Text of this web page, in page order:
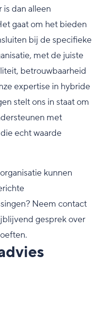
dan alleen
gaat om het bieden
bij de specifieke
met de juiste
betrouwbaarheid
expertise in hybride
stelt ons in staat om
met
echt waarde
kunnen
Neem contact
gesprek over